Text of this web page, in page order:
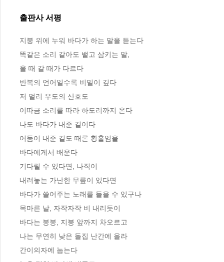
출판사 서평
지붕 위에 누워 바다가 하는 말을 듣는다
똑같은 소리 같아도 뱉고 삼키는 말,
올 때 갈 때가 다르다
반복의 언어일수록 비밀이 깊다
저 멀리 우도의 산호도
이따금 소리를 따라 하도리까지 온다
나도 바다가 내준 길이다
어둠이 내준 길도 때론 황홀임을
바다에게서 배운다
기다릴 수 있다면, 나직이
내려놓는 가난한 무릎이 있다면
바다가 쓸어주는 노래를 들을 수 있구나
목마른 날, 자작자작 비 내리듯이
바다는 봉봉, 지붕 앞까지 차오르고
나는 무연히 낮은 돌집 난간에 올라
간이의자에 눕는다